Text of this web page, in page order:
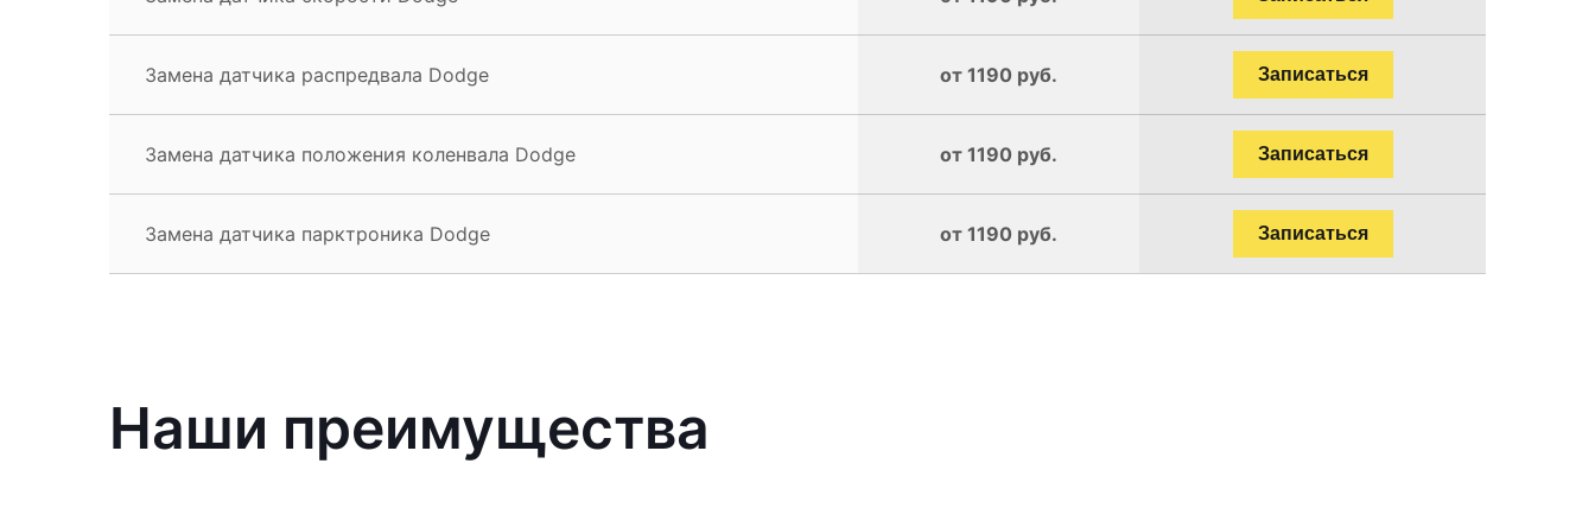
Замена датчика распредвала Dodge от 1190 руб. Записаться
Замена датчика положения коленвала Dodge от 1190 руб. Записаться
Замена датчика парктроника Dodge от 1190 руб. Записаться
Наши преимущества